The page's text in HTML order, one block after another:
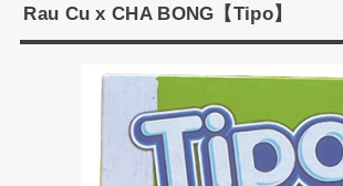
Rau Cu x CHA BONG【Tipo】